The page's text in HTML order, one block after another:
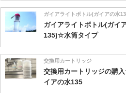
ガイアライトボトル(ガイアの水
ガイアライトボトル(ガイ
135)☆水筒タイプ
交換用カートリッジ
交換用カートリッジの購
イアの水135